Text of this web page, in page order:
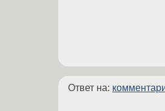
Ответ на: